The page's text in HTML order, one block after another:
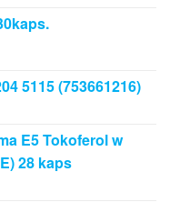
5115 (753661216)
E5 Tokoferol w
28 kaps